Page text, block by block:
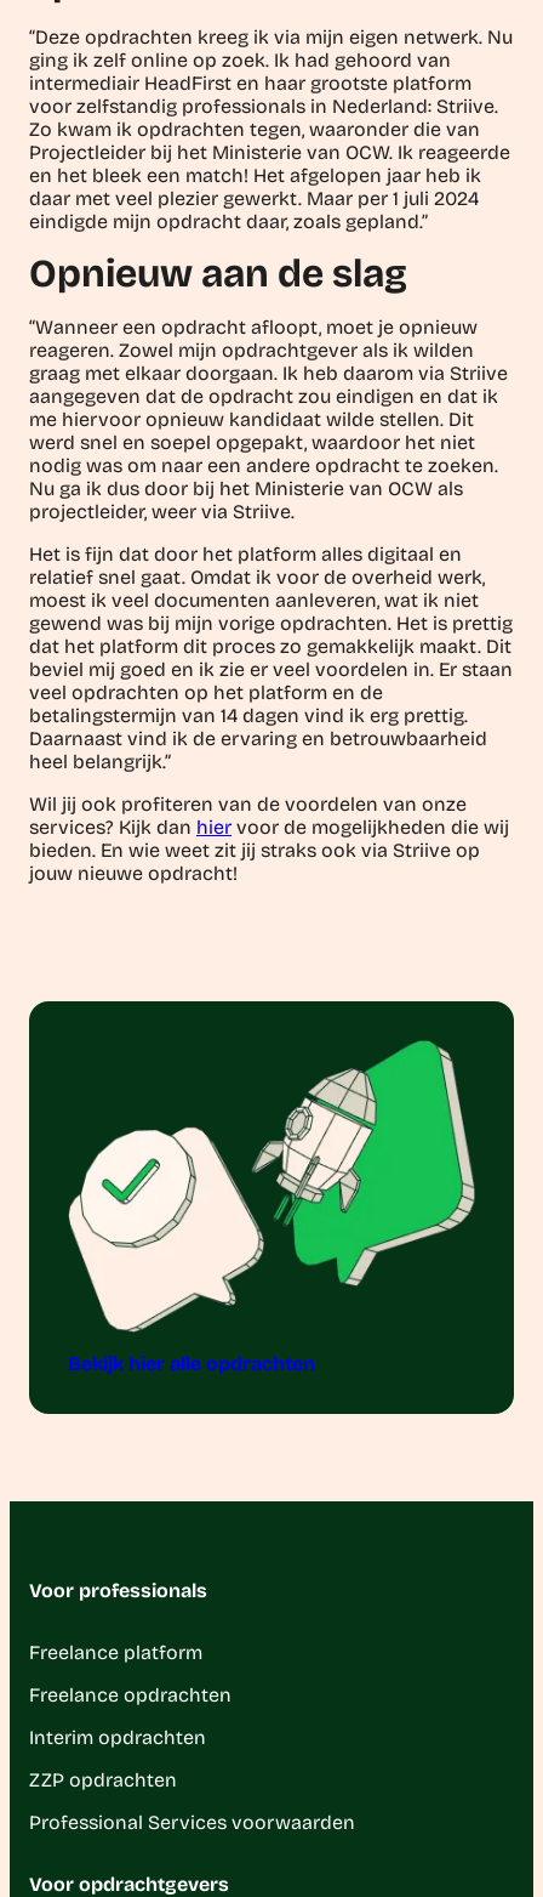
“Deze opdrachten kreeg ik via mijn eigen netwerk. Nu
ging ik zelf online op zoek. Ik had gehoord van
intermediair HeadFirst en haar grootste platform
voor zelfstandig professionals in Nederland: Striive.
Zo kwam ik opdrachten tegen, waaronder die van
Projectleider bij het Ministerie van OCW. Ik reageerde
en het bleek een match! Het afgelopen jaar heb ik
daar met veel plezier gewerkt. Maar per 1 juli 2024
eindigde mijn opdracht daar, zoals gepland.”
Opnieuw aan de slag
“Wanneer een opdracht afloopt, moet je opnieuw
reageren. Zowel mijn opdrachtgever als ik wilden
graag met elkaar doorgaan. Ik heb daarom via Striive
aangegeven dat de opdracht zou eindigen en dat ik
me hiervoor opnieuw kandidaat wilde stellen. Dit
werd snel en soepel opgepakt, waardoor het niet
nodig was om naar een andere opdracht te zoeken.
Nu ga ik dus door bij het Ministerie van OCW als
projectleider, weer via Striive.
Het is fijn dat door het platform alles digitaal en
relatief snel gaat. Omdat ik voor de overheid werk,
moest ik veel documenten aanleveren, wat ik niet
gewend was bij mijn vorige opdrachten. Het is prettig
dat het platform dit proces zo gemakkelijk maakt. Dit
beviel mij goed en ik zie er veel voordelen in. Er staan
veel opdrachten op het platform en de
betalingstermijn van 14 dagen vind ik erg prettig.
Daarnaast vind ik de ervaring en betrouwbaarheid
heel belangrijk.”
Wil jij ook profiteren van de voordelen van onze
services? Kijk dan hier voor de mogelijkheden die wij
bieden. En wie weet zit jij straks ook via Striive op
jouw nieuwe opdracht!
Bekijk hier alle opdrachten
Voor professionals
Freelance platform
Freelance opdrachten
Interim opdrachten
ZZP opdrachten
Professional Services voorwaarden
Voor opdrachtgevers